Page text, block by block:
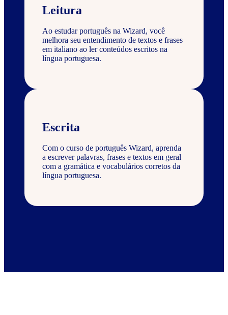
Leitura
Ao estudar português na Wizard, você
melhora seu entendimento de textos e frases
em italiano ao ler conteúdos escritos na
língua portuguesa.
Escrita
Com o curso de português Wizard, aprenda
a escrever palavras, frases e textos em geral
com a gramática e vocabulários corretos da
língua portuguesa.